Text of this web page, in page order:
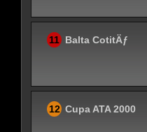
11 Balta CotitÄƒ
12 Cupa ATA 2000